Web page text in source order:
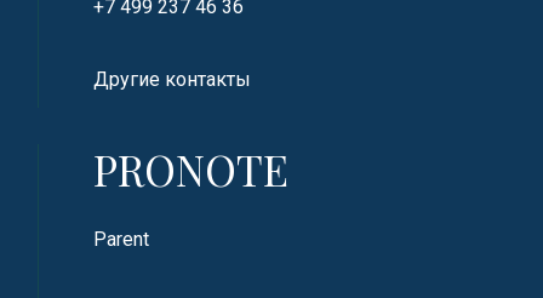
+7 499 237 46 36
Другие контакты
PRONOTE
Parent